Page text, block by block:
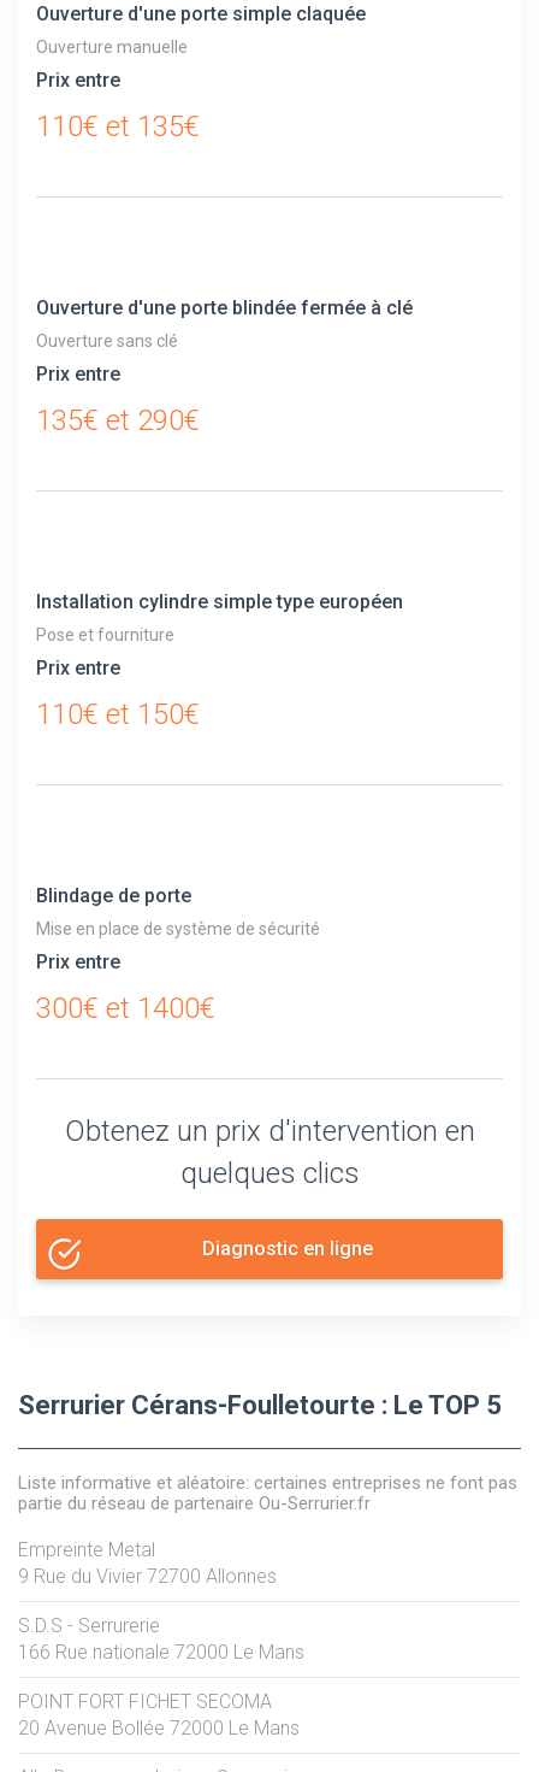
Ouverture d'une porte simple claquée
Ouverture manuelle
Prix entre
110€ et 135€
Ouverture d'une porte blindée fermée à clé
Ouverture sans clé
Prix entre
135€ et 290€
Installation cylindre simple type européen
Pose et fourniture
Prix entre
110€ et 150€
Blindage de porte
Mise en place de système de sécurité
Prix entre
300€ et 1400€
Obtenez un prix d'intervention en
quelques clics
Diagnostic en ligne
Serrurier Cérans-Foulletourte : Le TOP 5
Liste informative et aléatoire: certaines entreprises ne font pas
partie du réseau de partenaire Ou-Serrurier.fr
Empreinte Metal
9 Rue du Vivier 72700 Allonnes
S.D.S - Serrurerie
166 Rue nationale 72000 Le Mans
POINT FORT FICHET SECOMA
20 Avenue Bollée 72000 Le Mans